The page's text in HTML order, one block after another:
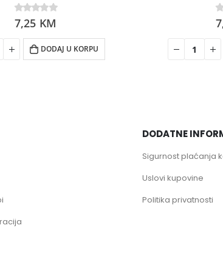
U KORPU DODAJ U
DODATNE
Sigurnost plaćanja
Uslovi kupovine
Politika privatnosti